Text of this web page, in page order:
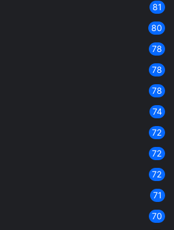
81
80
78
78
78
74
72
72
72
71
70